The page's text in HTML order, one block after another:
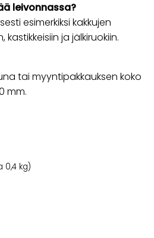
leivonnassa?
esimerkiksi kakkujen
ja jälkiruokiin.
tai myyntipakkauksen koko
mm.
0,4 kg)